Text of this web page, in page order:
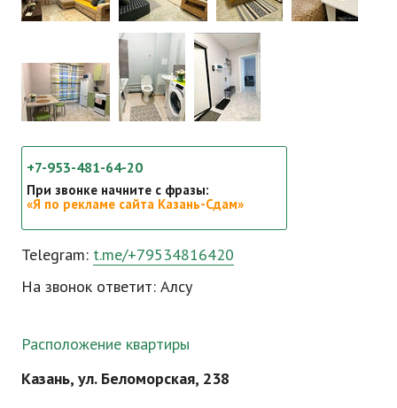
+7-953-481-64-20
При звонке начните с фразы:
«Я по рекламе сайта Казань-Сдам»
Telegram: t.me/+79534816420
На звонок ответит: Алсу
Расположение квартиры
Казань, ул. Беломорская, 238